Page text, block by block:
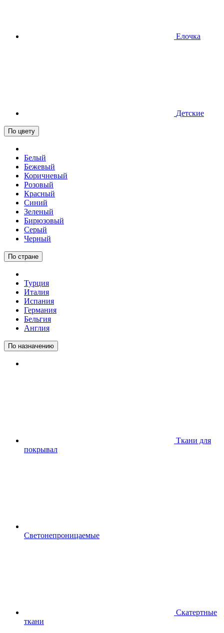
Елочка
Детские
По цвету
Белый
Бежевый
Коричневый
Розовый
Красный
Синий
Зеленый
Бирюзовый
Серый
Черный
По стране
Турция
Италия
Испания
Германия
Бельгия
Англия
По назначению
Ткани для
покрывал
Светонепроницаемые
Скатертные
ткани